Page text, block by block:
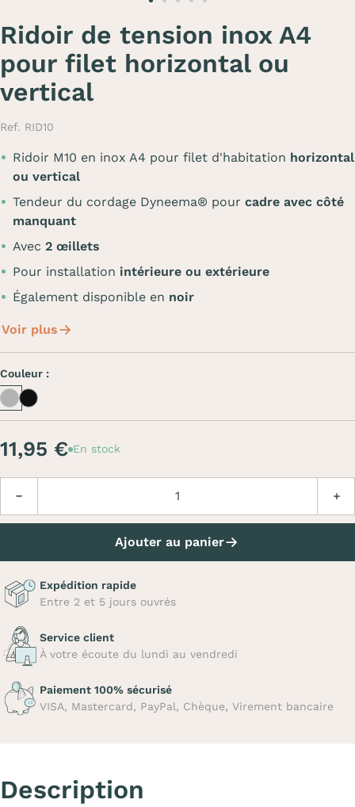
Ridoir de tension inox A4
pour filet horizontal ou
vertical
Ref. RID10
Ridoir M10 en inox A4 pour filet d'habitation horizontal
ou vertical
Tendeur du cordage Dyneema® pour cadre avec côté
manquant
Avec 2 œillets
Pour installation intérieure ou extérieure
Également disponible en noir
Voir plus
Couleur :
InoxInox noir
11,95 € En stock
Ajouter au panier
Expédition rapide
Entre 2 et 5 jours ouvrés
Service client
À votre écoute du lundi au vendredi
Paiement 100% sécurisé
VISA, Mastercard, PayPal, Chèque, Virement bancaire
Description